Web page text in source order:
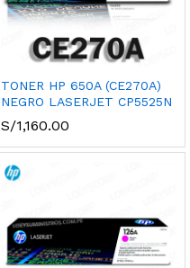
TONER HP 650A (CE270A)
NEGRO LASERJET CP5525N
S/1,160.00